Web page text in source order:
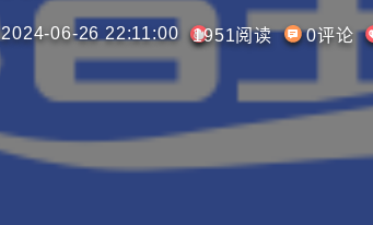
2024-06-26 22:11:00 1951阅读 0评论